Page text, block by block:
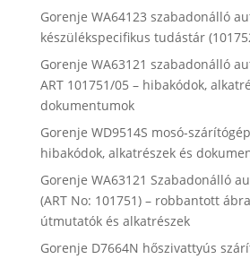
Gorenje WA64123 szabadonálló
készülékspecifikus tudástár
Gorenje WA63121 szabadonálló
ART 101751/05 – hibakódok,
dokumentumok
Gorenje WD9514S mosó-
hibakódok, alkatrészek és
Gorenje WA63121 Szabadonálló
(ART No: 101751) – robbantott
útmutatók és alkatrészek
Gorenje D7664N hőszivattyús